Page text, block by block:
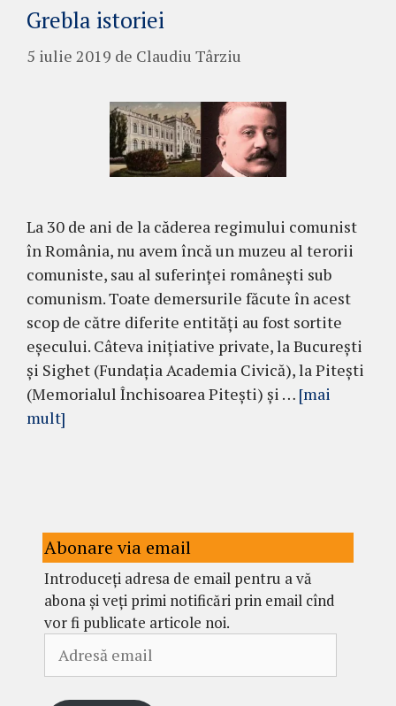
Grebla istoriei
5 iulie 2019 de Claudiu Târziu
La 30 de ani de la căderea regimului comunist
în România, nu avem încă un muzeu al terorii
comuniste, sau al suferinței românești sub
comunism. Toate demersurile făcute în acest
scop de către diferite entități au fost sortite
eșecului. Câteva inițiative private, la București
și Sighet (Fundația Academia Civică), la Pitești
(Memorialul Închisoarea Pitești) și … [mai
mult]
Abonare via email
Introduceți adresa de email pentru a vă
abona și veți primi notificări prin email cînd
vor fi publicate articole noi.
email